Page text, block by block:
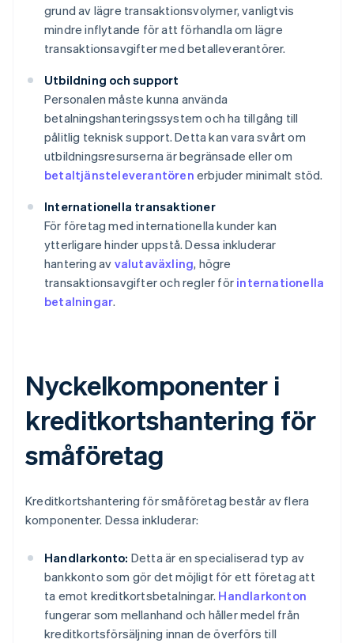
grund av lägre transaktionsvolymer, vanligtvis
mindre inflytande för att förhandla om lägre
transaktionsavgifter med betalleverantörer.
Utbildning och support
Personalen måste kunna använda
betalningshanteringssystem och ha tillgång till
pålitlig teknisk support. Detta kan vara svårt om
utbildningsresurserna är begränsade eller om
betaltjänsteleverantören erbjuder minimalt stöd.
Internationella transaktioner
För företag med internationella kunder kan
ytterligare hinder uppstå. Dessa inkluderar
hantering av valutaväxling, högre
transaktionsavgifter och regler för internationella
betalningar.
Nyckelkomponenter i
kreditkortshantering för
småföretag
Kreditkortshantering för småföretag består av flera
komponenter. Dessa inkluderar:
Handlarkonto: Detta är en specialiserad typ av
bankkonto som gör det möjligt för ett företag att
ta emot kreditkortsbetalningar. Handlarkonton
fungerar som mellanhand och håller medel från
kreditkortsförsäljning innan de överförs till